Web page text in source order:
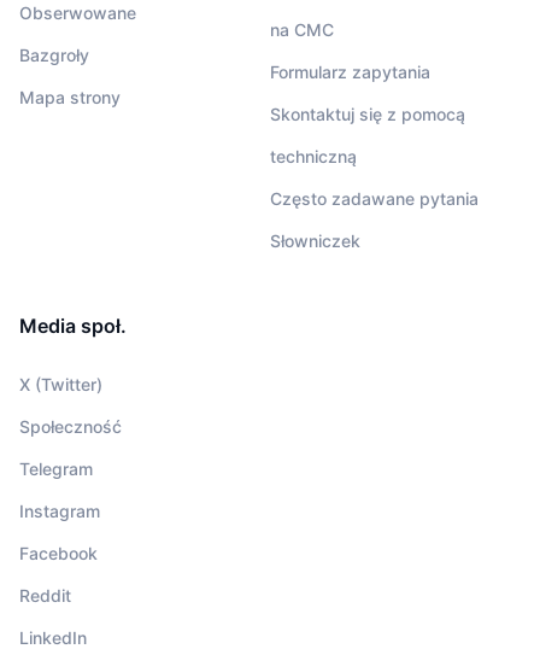
Obserwowane
Bazgroły
Mapa strony
na CMC
Formularz zapytania
Skontaktuj się z pomocą
techniczną
Często zadawane pytania
Słowniczek
Media społ.
X (Twitter)
Społeczność
Telegram
Instagram
Facebook
Reddit
LinkedIn